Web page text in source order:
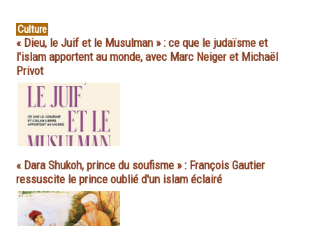
Culture
« Dieu, le Juif et le Musulman » : ce que le judaïsme et
l'islam apportent au monde, avec Marc Neiger et Michaël
Privot
« Dara Shukoh, prince du soufisme » : François Gautier
ressuscite le prince oublié d'un islam éclairé